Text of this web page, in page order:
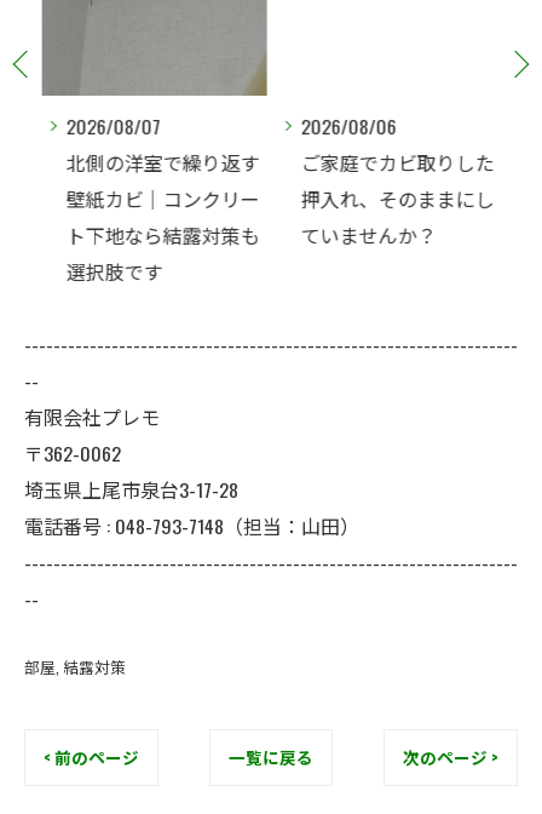
2026/08/07
北側の洋室で繰り返す
壁紙カビ｜コンクリー
ト下地なら結露対策も
選択肢です
2026/08/06
ご家庭でカビ取りした
押入れ、そのままにし
ていませんか？
--------------------------------------------------------------------
--
有限会社プレモ
〒362-0062
埼玉県上尾市泉台3-17-28
電話番号 : 048-793-7148（担当：山田）
--------------------------------------------------------------------
--
部屋 結露対策
< 前のページ 一覧に戻る 次のページ >